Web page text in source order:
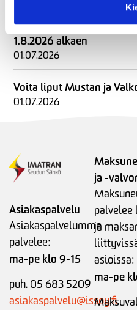
Voimassa olevien Voima
1.8.2026 alkaen
01.07.2026
Voita liput Mustan ja
01.07.2026
Asiakaspalvelu
Asiakaspalvelumme
palvelee:
ma-pe klo 9-15
puh. 05 683 5209
asiakaspalvelu@issoy.fi
ja -
palvelee
ja
asioissa:
ma-pe